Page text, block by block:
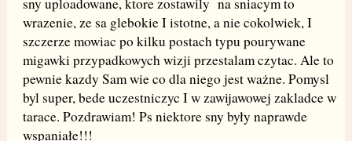
wrazenie, ze sa glebokie I istotne, a nie cokolwiek, I
szczerze mowiac po kilku postach typu pourywane
migawki przypadkowych wizji przestalam czytac. Ale to
pewnie kazdy Sam wie co dla niego jest ważne. Pomysl
byl super, bede uczestniczyc I w zawijawowej zakladce w
tarace. Pozdrawiam! Ps niektore sny były naprawde
wspaniałe!!!